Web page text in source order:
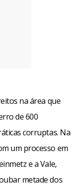
na área que
de 600
corruptas. Na
um processo em
e a Vale,
metade dos